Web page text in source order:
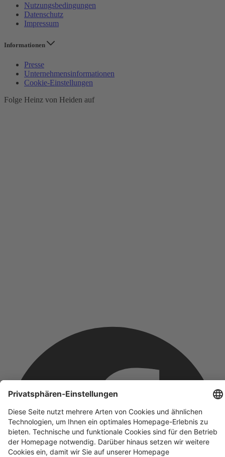
Nutzungsbedingungen
Datenschutz
Impressum
Informationen
Presse
Unternehmensinformationen
Cookie-Einstellungen
Folge Heinz von Heiden auf